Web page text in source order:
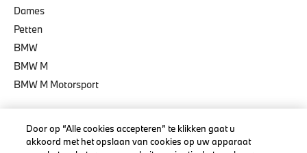
Dames
Petten
BMW
BMW M
BMW M Motorsport
Door op “Alle cookies accepteren” te klikken gaat u
akkoord met het opslaan van cookies op uw apparaat